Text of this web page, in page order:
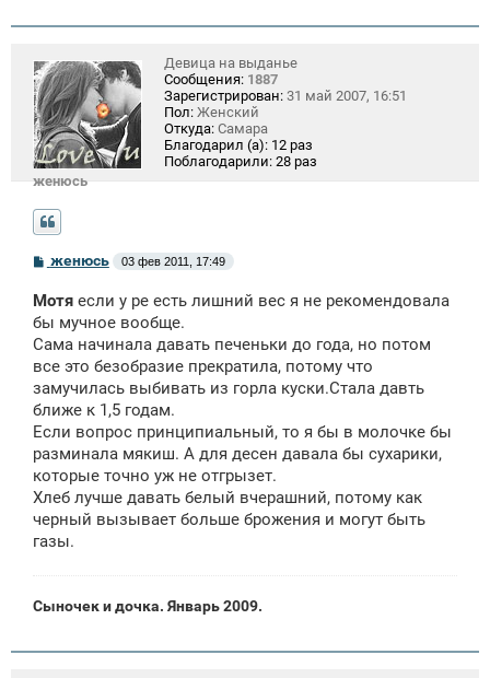
женюсь
Девица на выданье
Сообщения: 1887
Зарегистрирован: 31 май 2007, 16:51
Пол: Женский
Откуда: Самара
Благодарил (а): 12 раз
Поблагодарили: 28 раз
С
б
щ
н
и
женюсь 03 фев 2011, 17:49
Мотя если у ре есть лишний вес я не рекомендовала
бы мучное вообще.
Сама начинала давать печеньки до года, но потом
все это безобразие прекратила, потому что
замучилась выбивать из горла куски.Стала давть
ближе к 1,5 годам.
Если вопрос принципиальный, то я бы в молочке бы
разминала мякиш. А для десен давала бы сухарики,
которые точно уж не отгрызет.
Хлеб лучше давать белый вчерашний, потому как
черный вызывает больше брожения и могут быть
газы.
Сыночек и дочка. Январь 2009.